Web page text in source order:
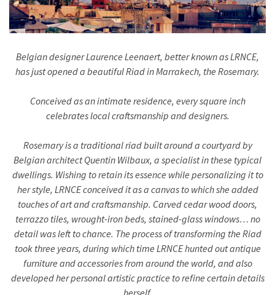
Belgian designer Laurence Leenaert, better known as LRNCE,
has just opened a beautiful Riad in Marrakech, the Rosemary.
Conceived as an intimate residence, every square inch
celebrates local craftsmanship and designers.
Rosemary is a traditional riad built around a courtyard by
Belgian architect Quentin Wilbaux, a specialist in these typical
dwellings. Wishing to retain its essence while personalizing it to
her style, LRNCE conceived it as a canvas to which she added
touches of art and craftsmanship. Carved cedar wood doors,
terrazzo tiles, wrought-iron beds, stained-glass windows… no
detail was left to chance. The process of transforming the Riad
took three years, during which time LRNCE hunted out antique
furniture and accessories from around the world, and also
developed her personal artistic practice to refine certain details